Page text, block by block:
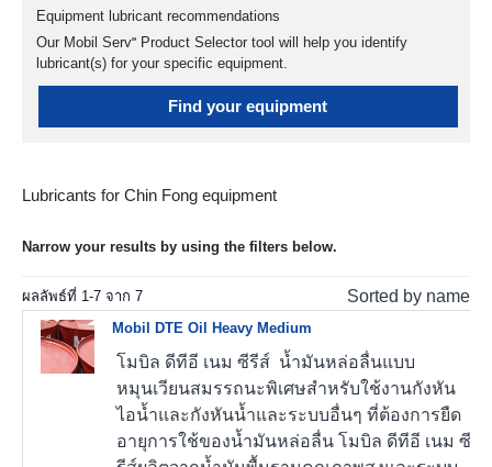
Equipment lubricant recommendations
Our Mobil Serv℠ Product Selector tool will help you identify
lubricant(s) for your specific equipment.
Find your equipment
Lubricants for Chin Fong equipment
Narrow your results by using the filters below.
ผลลัพธ์ที่ 1-7 จาก 7 Sorted by name
Mobil DTE Oil Heavy Medium
โมบิล ดีทีอี เนม ซีรีส์ น้ำมันหล่อลื่นแบบ
หมุนเวียนสมรรถนะพิเศษสำหรับใช้งานกังหัน
ไอน้ำและกังหันน้ำและระบบอื่นๆ ที่ต้องการยืด
อายุการใช้ของน้ำมันหล่อลื่น โมบิล ดีทีอี เนม ซี